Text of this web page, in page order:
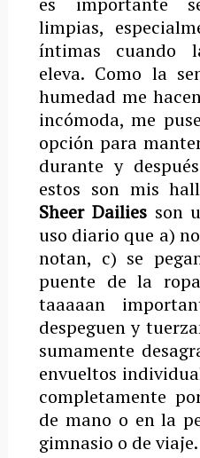
limpias,
íntimas cuando
eleva. Como la
humedad me
incómoda, me
opción para
durante y
estos son mis
Sheer Dailiesson
uso diario que a)
notan, c) se
puente de la
taaaaan
despeguen y
sumamente
envueltos
completamente
de mano o en la
gimnasio o de viaje.